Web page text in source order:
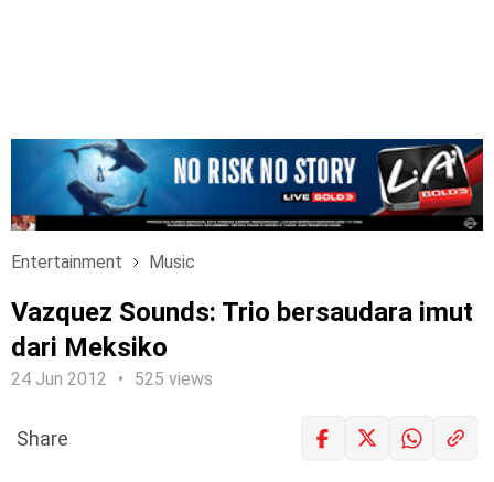
Entertainment Music
Vazquez Sounds: Trio bersaudara imut
dari Meksiko
24 Jun 2012 525 views
Share